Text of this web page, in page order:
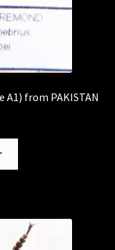
from PAKISTAN